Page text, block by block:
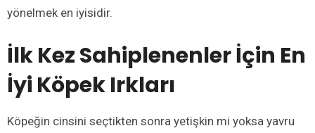
yönelmek en iyisidir.
İlk Kez Sahiplenenler İçin En
İyi Köpek Irkları
Köpeğin cinsini seçtikten sonra yetişkin mi yoksa yavru